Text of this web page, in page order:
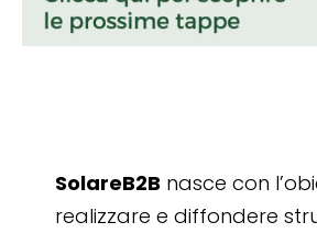
SolareB2B nasce con
realizzare e diffondere